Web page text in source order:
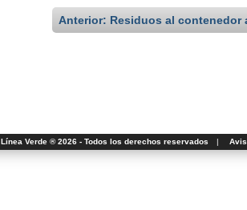
Anterior: Residuos al contenedor
Línea Verde ® 2026 - Todos los derechos reservados |